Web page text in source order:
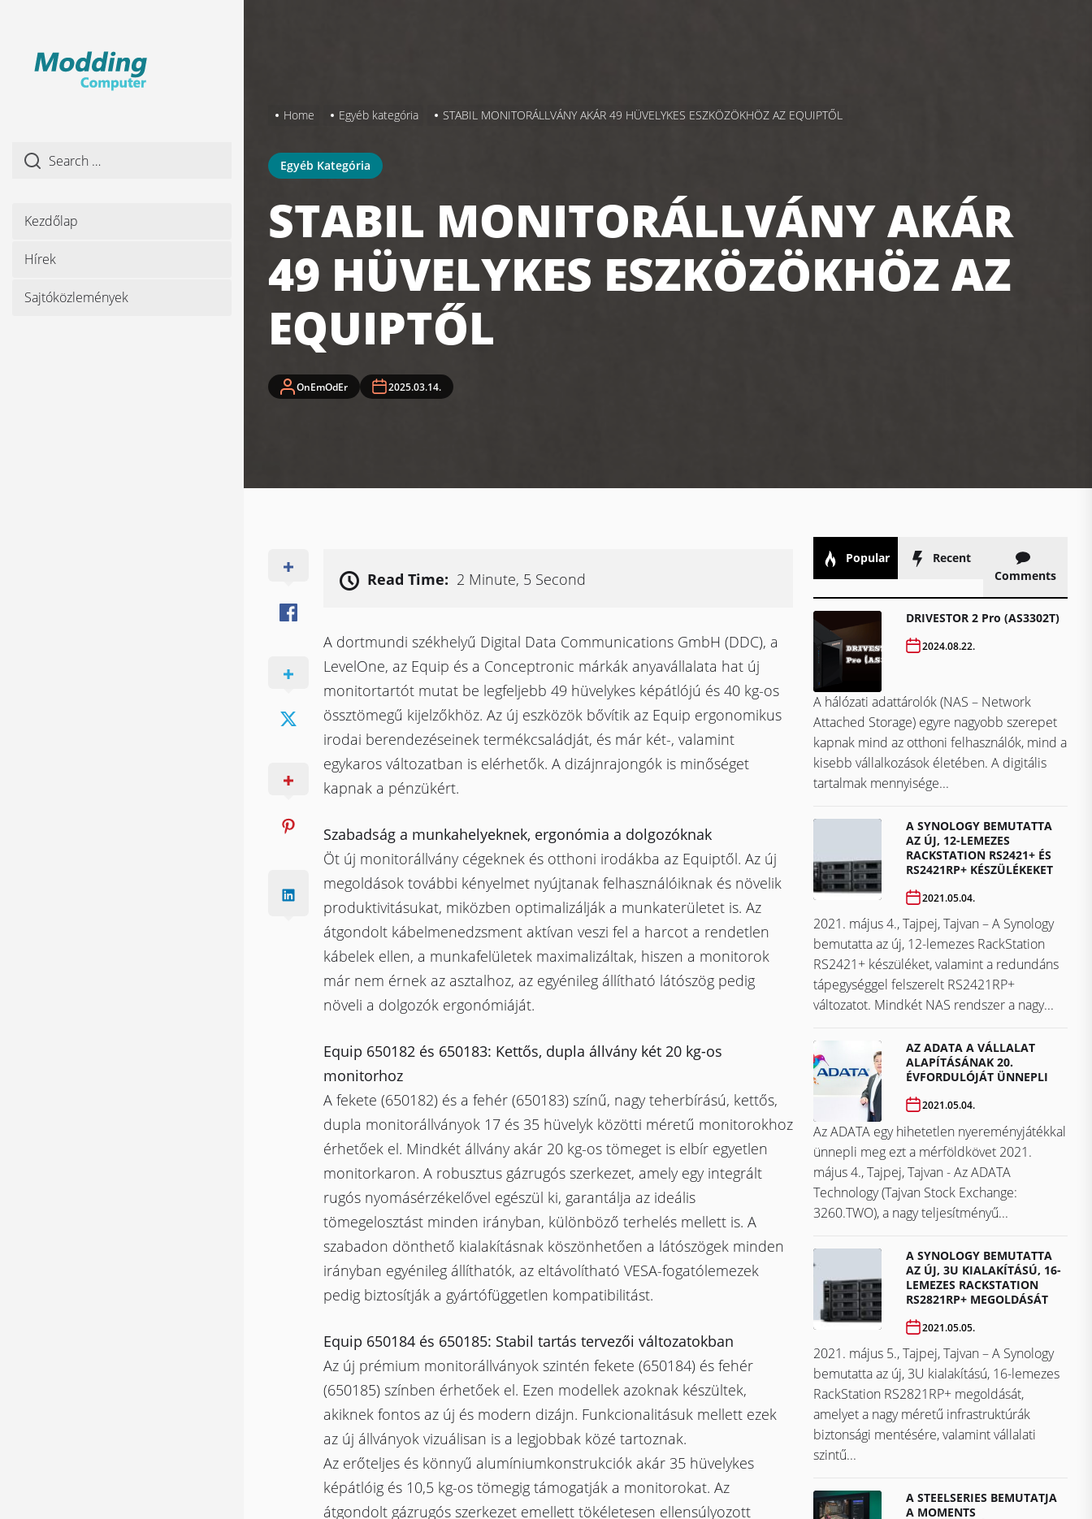
Kezdőlap
Hírek
Sajtóközlemények
Home Egyéb kategória STABIL MONITORÁLLVÁNY AKÁR 49 HÜVELYKES ESZKÖZÖKHÖZ AZ EQUIPTŐL
Egyéb Kategória
STABIL MONITORÁLLVÁNY AKÁR
49 HÜVELYKES ESZKÖZÖKHÖZ AZ
EQUIPTŐL
OnEmOdEr 2025.03.14.
Read Time: 2 Minute, 5 Second
A dortmundi székhelyű Digital Data Communications GmbH (DDC), a
LevelOne, az Equip és a Conceptronic márkák anyavállalata hat új
monitortartót mutat be legfeljebb 49 hüvelykes képátlójú és 40 kg-os
össztömegű kijelzőkhöz. Az új eszközök bővítik az Equip ergonomikus
irodai berendezéseinek termékcsaládját, és már két-, valamint
egykaros változatban is elérhetők. A dizájnrajongók is minőséget
kapnak a pénzükért.
Szabadság a munkahelyeknek, ergonómia a dolgozóknak
Öt új monitorállvány cégeknek és otthoni irodákba az Equiptől. Az új
megoldások további kényelmet nyújtanak felhasználóiknak és növelik
produktivitásukat, miközben optimalizálják a munkaterületet is. Az
átgondolt kábelmenedzsment aktívan veszi fel a harcot a rendetlen
kábelek ellen, a munkafelületek maximalizáltak, hiszen a monitorok
már nem érnek az asztalhoz, az egyénileg állítható látószög pedig
növeli a dolgozók ergonómiáját.
Equip 650182 és 650183: Kettős, dupla állvány két 20 kg-os
monitorhoz
A fekete (650182) és a fehér (650183) színű, nagy teherbírású, kettős,
dupla monitorállványok 17 és 35 hüvelyk közötti méretű monitorokhoz
érhetőek el. Mindkét állvány akár 20 kg-os tömeget is elbír egyetlen
monitorkaron. A robusztus gázrugós szerkezet, amely egy integrált
rugós nyomásérzékelővel egészül ki, garantálja az ideális
tömegelosztást minden irányban, különböző terhelés mellett is. A
szabadon dönthető kialakításnak köszönhetően a látószögek minden
irányban egyénileg állíthatók, az eltávolítható VESA-fogatólemezek
pedig biztosítják a gyártófüggetlen kompatibilitást.
Equip 650184 és 650185: Stabil tartás tervezői változatokban
Az új prémium monitorállványok szintén fekete (650184) és fehér
(650185) színben érhetőek el. Ezen modellek azoknak készültek,
akiknek fontos az új és modern dizájn. Funkcionalitásuk mellett ezek
az új állványok vizuálisan is a legjobbak közé tartoznak.
Az erőteljes és könnyű alumíniumkonstrukciók akár 35 hüvelykes
képátlóig és 10,5 kg-os tömegig támogatják a monitorokat. Az
átgondolt gázrugós szerkezet emellett tökéletesen ellensúlyozott
Popular
Recent
Comments
DRIVESTOR 2 Pro (AS3302T)
2024.08.22.
A hálózati adattárolók (NAS – Network
Attached Storage) egyre nagyobb szerepet
kapnak mind az otthoni felhasználók, mind a
kisebb vállalkozások életében. A digitális
tartalmak mennyisége...
A SYNOLOGY BEMUTATTA
AZ ÚJ, 12-LEMEZES
RACKSTATION RS2421+ ÉS
RS2421RP+ KÉSZÜLÉKEKET
2021.05.04.
2021. május 4., Tajpej, Tajvan – A Synology
bemutatta az új, 12-lemezes RackStation
RS2421+ készüléket, valamint a redundáns
tápegységgel felszerelt RS2421RP+
változatot. Mindkét NAS rendszer a nagy...
AZ ADATA A VÁLLALAT
ALAPÍTÁSÁNAK 20.
ÉVFORDULÓJÁT ÜNNEPLI
2021.05.04.
Az ADATA egy hihetetlen nyereményjátékkal
ünnepli meg ezt a mérföldkövet ​​​​​​​2021.
május 4., Tajpej, Tajvan - Az ADATA
Technology (Tajvan Stock Exchange:
3260.TWO), a nagy teljesítményű...
A SYNOLOGY BEMUTATTA
AZ ÚJ, 3U KIALAKÍTÁSÚ, 16-
LEMEZES RACKSTATION
RS2821RP+ MEGOLDÁSÁT
2021.05.05.
2021. május 5., Tajpej, Tajvan – A Synology
bemutatta az új, 3U kialakítású, 16-lemezes
RackStation RS2821RP+ megoldását,
amelyet a nagy méretű infrastruktúrák
biztonsági mentésére, valamint vállalati
szintű...
A STEELSERIES BEMUTATJA
A MOMENTS